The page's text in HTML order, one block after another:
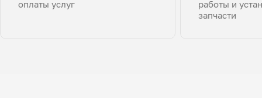
оплаты услуг
работы и
запчасти